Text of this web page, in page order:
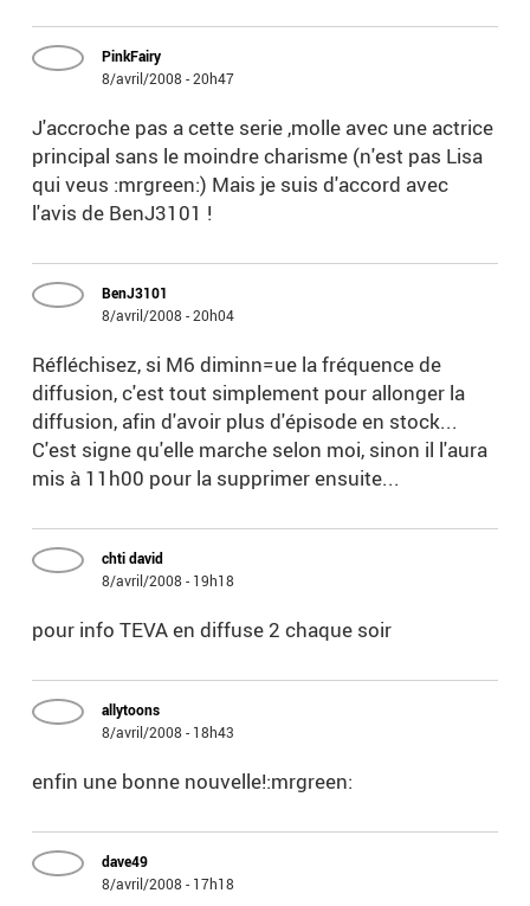
PinkFairy
8/avril/2008 - 20h47
J'accroche pas a cette serie ,molle avec une actrice
principal sans le moindre charisme (n'est pas Lisa
qui veus :mrgreen:) Mais je suis d'accord avec
l'avis de BenJ3101 !
BenJ3101
8/avril/2008 - 20h04
Réfléchisez, si M6 diminn=ue la fréquence de
diffusion, c'est tout simplement pour allonger la
diffusion, afin d'avoir plus d'épisode en stock...
C'est signe qu'elle marche selon moi, sinon il l'aura
mis à 11h00 pour la supprimer ensuite...
chti david
8/avril/2008 - 19h18
pour info TEVA en diffuse 2 chaque soir
allytoons
8/avril/2008 - 18h43
enfin une bonne nouvelle!:mrgreen:
dave49
8/avril/2008 - 17h18